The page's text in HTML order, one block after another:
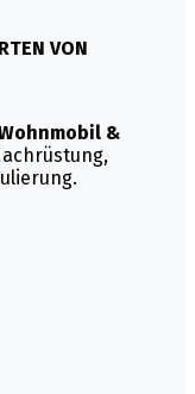
VON
&